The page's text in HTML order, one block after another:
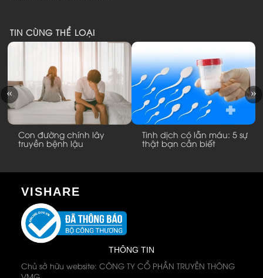
TIN CÙNG THỂ LOẠI
Con đường chính lây
truyền bệnh lậu
Tinh dịch có lẫn máu: 5 sự
thật bạn cần biết
VISHARE
THÔNG TIN
Chủ sở hữu website: CÔNG TY CỔ PHẦN TRUYỀN THÔNG